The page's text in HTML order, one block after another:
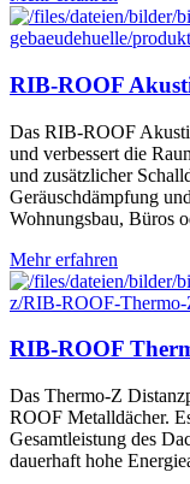
RIB-ROOF
Das RIB-ROOF
und verbessert die
und zusätzlicher
Geräuschdämpfung
Wohnungsbau, Büros
Mehr erfahren
RIB-ROOF
Das Thermo-Z
ROOF Metalldächer.
Gesamtleistung des
dauerhaft hohe